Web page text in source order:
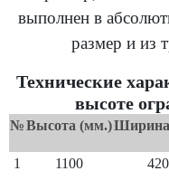
выполнен в
размер и из
Технические
высоте
№Высота (мм.)
1 1100 420